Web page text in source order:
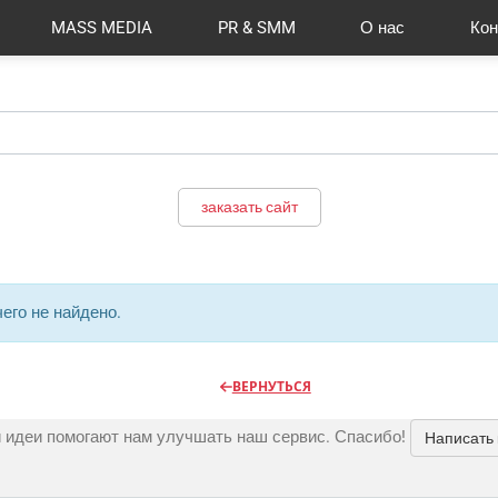
MASS MEDIA PR & SMM О нас
заказать сайт
не найдено.
ВЕРНУТЬСЯ
помогают нам улучшать наш сервис. Спасибо! Написать